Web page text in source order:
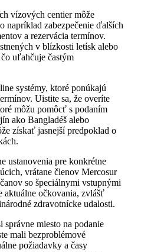
vízových centier môže
napríklad zabezpečenie ďalších
a rezervácia termínov.
v blízkosti letísk alebo
uľahčuje častým
systémy, ktoré ponúkajú
Uistite sa, že overíte
môžu pomôcť s podaním
ako Bangladéš alebo
získať jasnejší predpoklad o
ustanovenia pre konkrétne
vrátane členov Mercosur
so špeciálnymi vstupnými
aktuálne očkovania, zvlášť
zdravotnícke udalosti.
miesto na podanie
mali bezproblémové
požiadavky a časy